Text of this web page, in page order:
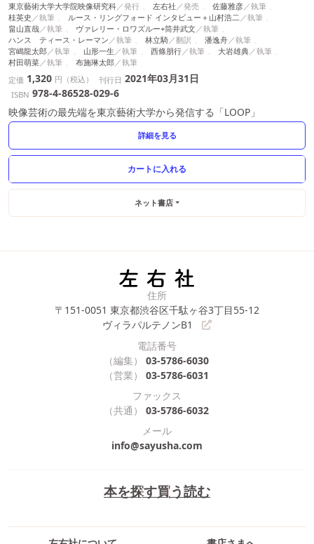
東京藝術大学大学院映像研究科 左右社
佐藤雅彦
桂英史
ルース・リングフォード インタビュー＋山村浩二
畠山直哉
ヴァレリー・ロワズルー+筒井武文
ハンス゠ティース・レーマン
林立騎
潘逸舟
宮嶋龍太郎
山形一生 西條朋行
大岩雄典
村田萌菜
布施琳太郎
定価 1,320 円（税込） 刊行日 2021年03月31日
ISBN 978-4-86528-029-6
映像芸術の最先端を東京藝術大学から発信する「LOOP」
詳細を見る
ネット書店
本を探す買う読む
住所
〒151-0051 東京都渋谷区千駄ヶ谷3丁目55-12
ヴィラパルテノンB1
電話番号
（編集）
03-5786-6030
（営業）
03-5786-6031
ファックス
（共通）
03-5786-6032
メール
info@sayusha.com